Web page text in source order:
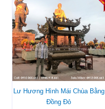
Lư Hương Hình Mái Chùa Bằng
Đồng Đỏ